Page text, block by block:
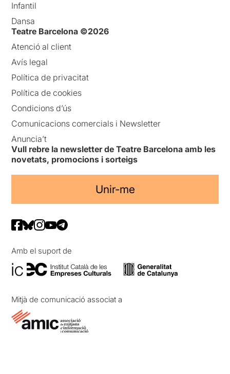
Infantil
Dansa
Teatre Barcelona ©2026
Atenció al client
Avís legal
Política de privacitat
Política de cookies
Condicions d’ús
Comunicacions comercials i Newsletter
Anuncia’t
Vull rebre la newsletter de Teatre Barcelona amb les
novetats, promocions i sorteigs
Unir-me
Amb el suport de
Mitjà de comunicació associat a